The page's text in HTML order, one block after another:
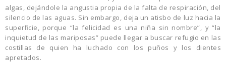
algas, dejándole la angustia propia de la falta de respiración, del
silencio de las aguas. Sin embargo, deja un atisbo de luz hacia la
superﬁcie, porque “la felicidad es una niña sin nombre”, y “la
inquietud de las mariposas” puede llegar a buscar refugio en las
costillas de quien ha luchado con los puños y los dientes
apretados.